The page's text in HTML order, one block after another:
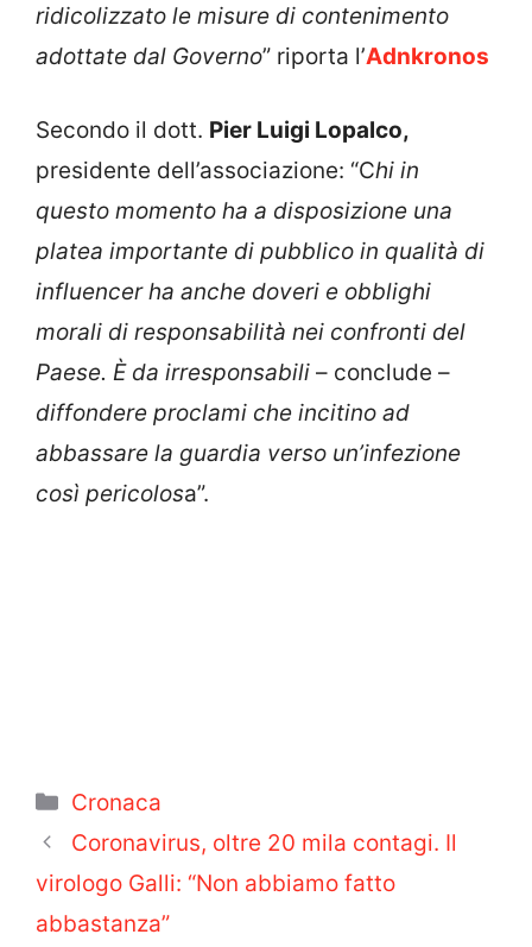
ridicolizzato le misure di contenimento
adottate dal Governo” riporta l’Adnkronos
Secondo il dott. Pier Luigi Lopalco,
presidente dell’associazione: “Chi in
questo momento ha a disposizione una
platea importante di pubblico in qualità di
influencer ha anche doveri e obblighi
morali di responsabilità nei confronti del
Paese. È da irresponsabili – conclude –
diffondere proclami che incitino ad
abbassare la guardia verso un’infezione
così pericolosa”.
Categorie
Cronaca
Coronavirus, oltre 20 mila contagi. Il
virologo Galli: “Non abbiamo fatto
abbastanza”